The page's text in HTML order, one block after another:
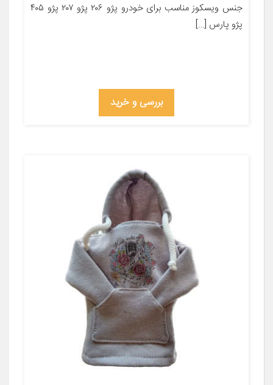
جنس ویسکوز مناسب برای خودرو پژو ۲۰۶ پژو ۲۰۷ پژو ۴۰۵
پژو پارس […]
بررسی و خرید